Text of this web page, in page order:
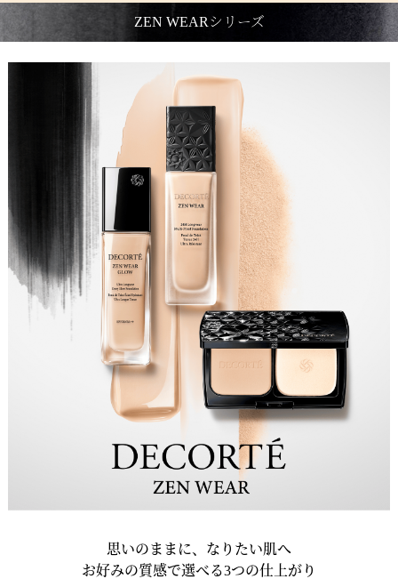
ZEN WEARシリーズ
思いのままに、なりたい肌へ
お好みの質感で選べる3つの仕上がり